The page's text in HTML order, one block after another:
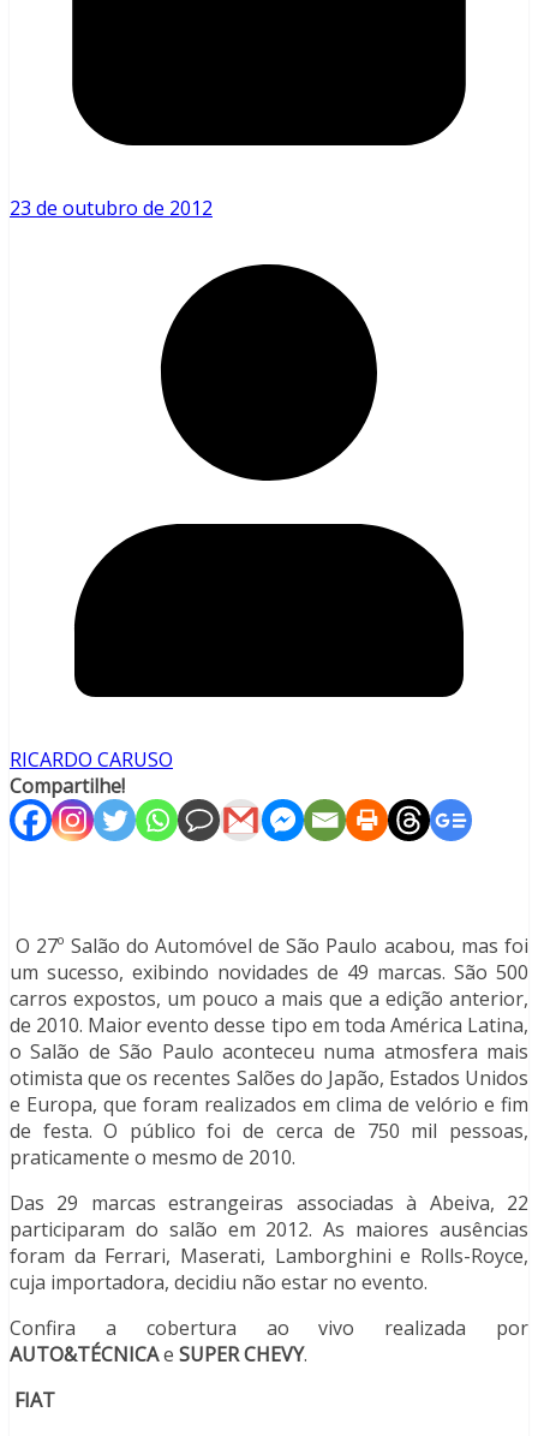
23 de outubro de 2012
RICARDO CARUSO
Compartilhe!
O 27º Salão do Automóvel de São Paulo acabou, mas foi
um sucesso, exibindo novidades de 49 marcas. São 500
carros expostos, um pouco a mais que a edição anterior,
de 2010. Maior evento desse tipo em toda América Latina,
o Salão de São Paulo aconteceu numa atmosfera mais
otimista que os recentes Salões do Japão, Estados Unidos
e Europa, que foram realizados em clima de velório e fim
de festa. O público foi de cerca de 750 mil pessoas,
praticamente o mesmo de 2010.
Das 29 marcas estrangeiras associadas à Abeiva, 22
participaram do salão em 2012. As maiores ausências
foram da Ferrari, Maserati, Lamborghini e Rolls-Royce,
cuja importadora, decidiu não estar no evento.
Confira a cobertura ao vivo realizada por
AUTO&TÉCNICAe SUPER CHEVY.
FIAT